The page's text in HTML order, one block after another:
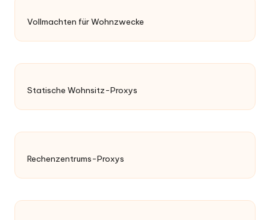
Vollmachten für Wohnzwecke
Statische Wohnsitz-Proxys
Rechenzentrums-Proxys